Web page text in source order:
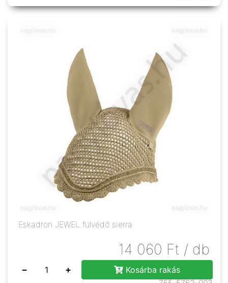
Eskadron JEWEL fülvédő sierra
14 060 Ft / db
− +
Kosárba rakás